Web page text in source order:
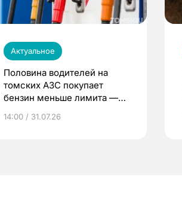
Актуальное
Половина водителей на
томских АЗС покупает
бензин меньше лимита —
14:00 / 31.07.26